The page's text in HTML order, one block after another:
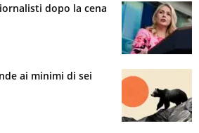
dopo la cena
ai minimi di sei